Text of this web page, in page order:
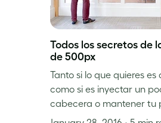
Todos los secretos de
de 500px
Tanto si lo que quieres
como si es inyectar un
cabecera o mantener tu